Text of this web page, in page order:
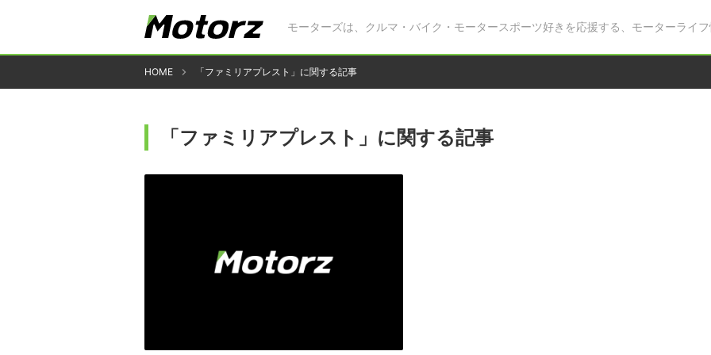
モーターズは、クルマ・バイク・モータースポーツ好きを応援する、モーターライフ
HOME 「ファミリアプレスト」に関する記事
「ファミリアプレスト」に関する記事